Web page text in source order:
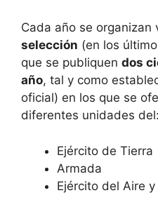
Cada año se organizan
selección (en los
que se publiquen dos
año, tal y como
oficial) en los que se
diferentes unidades del:
Ejército de Tierra
Armada
Ejército del Aire